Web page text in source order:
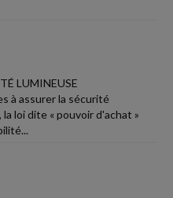
LUMINEUSE
à assurer la sécurité
loi dite « pouvoir d'achat »